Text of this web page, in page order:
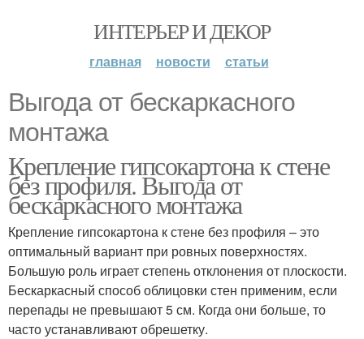
ИНТЕРЬЕР И ДЕКОР
главная новости статьи
Выгода от бескаркасного
монтажа
Крепление гипсокартона к стене
без профиля. Выгода от
бескаркасного монтажа
Крепление гипсокартона к стене без профиля – это
оптимальный вариант при ровных поверхностях.
Большую роль играет степень отклонения от плоскости.
Бескаркасный способ облицовки стен применим, если
перепады не превышают 5 см. Когда они больше, то
часто устанавливают обрешетку.